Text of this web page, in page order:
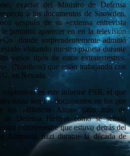
exactas del Ministro de Defensa
a los documentos de Snowden,
después de su «extensa entrevista
le permitió aparecer en en la televisión
donde sorprendentemente admitió
estado visitando nuestro planeta durante
varios tipos de estos extraterrestres,
(Nórdicos) que están trabajando con
en Nevada.
explosivas en este informe FSB, el que
rusas son los documentos en los que
los «Blancos Altos» (aún más de
de Defensa Hellyer como se señaló
raza extraterrestre que estuvo detrás del
la Alemania nazi durante la década de